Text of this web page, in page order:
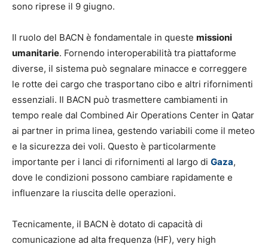
sono riprese il 9 giugno.
Il ruolo del BACN è fondamentale in queste missioni
umanitarie. Fornendo interoperabilità tra piattaforme
diverse, il sistema può segnalare minacce e correggere
le rotte dei cargo che trasportano cibo e altri rifornimenti
essenziali. Il BACN può trasmettere cambiamenti in
tempo reale dal Combined Air Operations Center in Qatar
ai partner in prima linea, gestendo variabili come il meteo
e la sicurezza dei voli. Questo è particolarmente
importante per i lanci di rifornimenti al largo di Gaza,
dove le condizioni possono cambiare rapidamente e
influenzare la riuscita delle operazioni.
Tecnicamente, il BACN è dotato di capacità di
comunicazione ad alta frequenza (HF), very high